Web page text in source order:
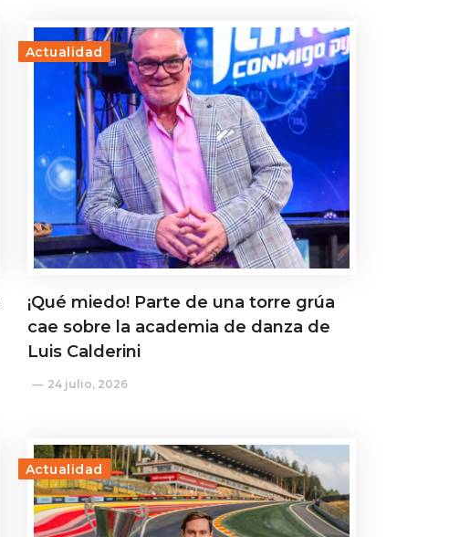
Actualidad
¡Qué miedo! Parte de una torre grúa
cae sobre la academia de danza de
Luis Calderini
24 julio, 2026
Actualidad